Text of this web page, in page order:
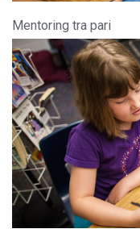
Mentoring tra pari